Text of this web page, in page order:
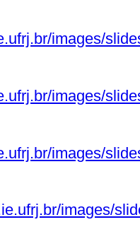
images/
images/
images/
images/